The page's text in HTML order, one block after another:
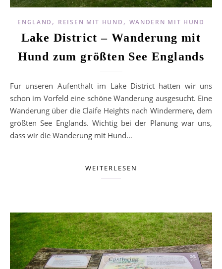
ENGLAND , REISEN MIT HUND , WANDERN MIT HUND
Lake District – Wanderung mit
Hund zum größten See Englands
Für unseren Aufenthalt im Lake District hatten wir uns
schon im Vorfeld eine schöne Wanderung ausgesucht. Eine
Wanderung über die Claife Heights nach Windermere, dem
größten See Englands. Wichtig bei der Planung war uns,
dass wir die Wanderung mit Hund…
WEITERLESEN